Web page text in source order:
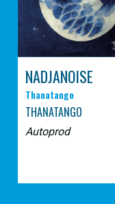
NADJANOISE
Thanatango
THANATANGO
Autoprod